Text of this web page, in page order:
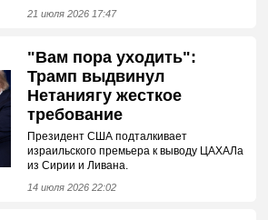
21 июля 2026 17:47
"Вам пора уходить":
Трамп выдвинул
Нетаниягу жесткое
требование
Президент США подталкивает
израильского премьера к выводу ЦАХАЛа
из Сирии и Ливана.
14 июля 2026 22:02